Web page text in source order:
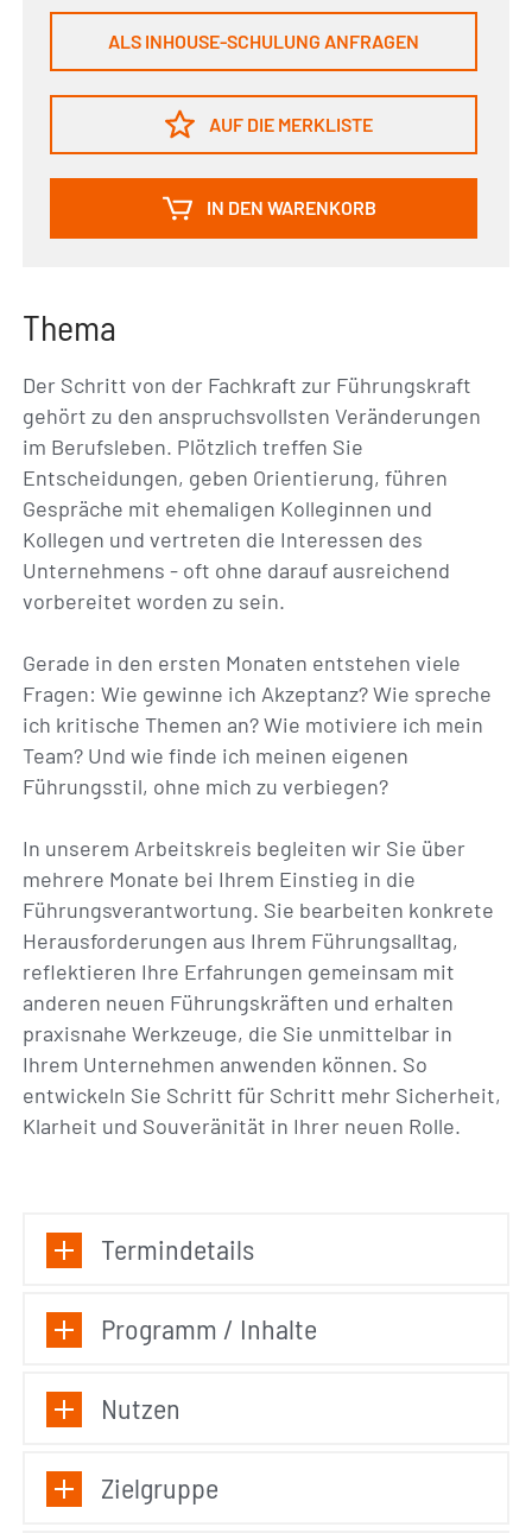
ALS INHOUSE-SCHULUNG ANFRAGEN
AUF DIE MERKLISTE
IN DEN WARENKORB
Thema
Der Schritt von der Fachkraft zur Führungskraft
gehört zu den anspruchsvollsten Veränderungen
im Berufsleben. Plötzlich treffen Sie
Entscheidungen, geben Orientierung, führen
Gespräche mit ehemaligen Kolleginnen und
Kollegen und vertreten die Interessen des
Unternehmens - oft ohne darauf ausreichend
vorbereitet worden zu sein.
Gerade in den ersten Monaten entstehen viele
Fragen: Wie gewinne ich Akzeptanz? Wie spreche
ich kritische Themen an? Wie motiviere ich mein
Team? Und wie finde ich meinen eigenen
Führungsstil, ohne mich zu verbiegen?
In unserem Arbeitskreis begleiten wir Sie über
mehrere Monate bei Ihrem Einstieg in die
Führungsverantwortung. Sie bearbeiten konkrete
Herausforderungen aus Ihrem Führungsalltag,
reflektieren Ihre Erfahrungen gemeinsam mit
anderen neuen Führungskräften und erhalten
praxisnahe Werkzeuge, die Sie unmittelbar in
Ihrem Unternehmen anwenden können. So
entwickeln Sie Schritt für Schritt mehr Sicherheit,
Klarheit und Souveränität in Ihrer neuen Rolle.
Termindetails
Programm / Inhalte
Nutzen
Zielgruppe